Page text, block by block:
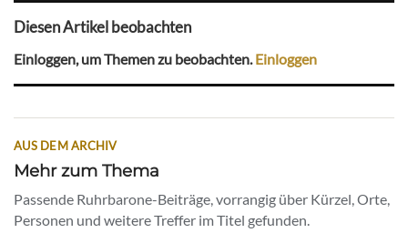
Diesen Artikel beobachten
Einloggen, um Themen zu beobachten.Einloggen
AUS DEM ARCHIV
Mehr zum Thema
Passende Ruhrbarone-Beiträge, vorrangig über Kürzel, Orte,
Personen und weitere Treffer im Titel gefunden.